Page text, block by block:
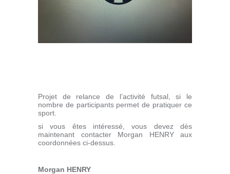
Projet de relance de l’activité futsal, si le
nombre de participants permet de pratiquer ce
sport.
si vous êtes intéressé, vous devez dès
maintenant contacter Morgan HENRY aux
coordonnées ci-dessus.
Morgan HENRY